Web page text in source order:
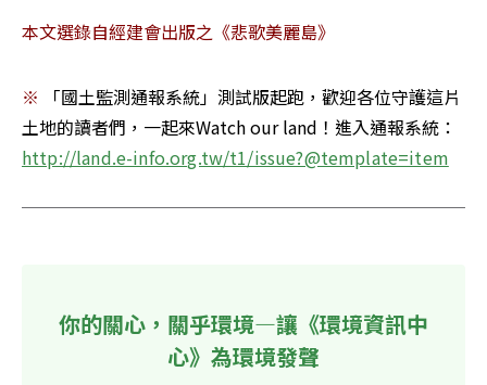
本文選錄自經建會出版之《悲歌美麗島》
※
「國土監測通報系統」測試版起跑，歡迎各位守護這片
土地的讀者們，一起來Watch our land！進入通報系統：
http://land.e-info.org.tw/t1/issue?@template=item
你的關心，關乎環境—讓《環境資訊中
心》為環境發聲